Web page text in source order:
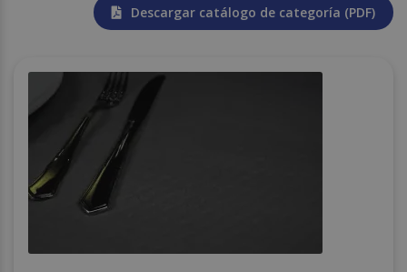
Descargar catálogo de categoría (PDF)